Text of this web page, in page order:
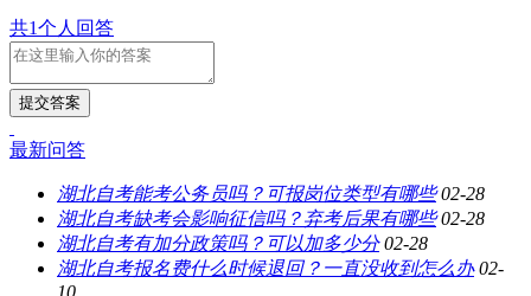
共1个人回答
提交答案
最新问答
湖北自考能考公务员吗？可报岗位类型有哪些 02-28
湖北自考缺考会影响征信吗？弃考后果有哪些 02-28
湖北自考有加分政策吗？可以加多少分 02-28
湖北自考报名费什么时候退回？一直没收到怎么办 02-